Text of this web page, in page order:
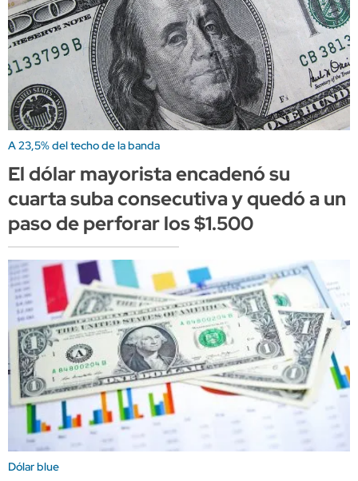
A 23,5% del techo de la banda
El dólar mayorista encadenó su
cuarta suba consecutiva y quedó a un
paso de perforar los $1.500
Dólar blue